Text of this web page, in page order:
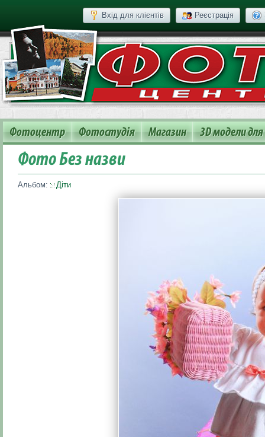
Вхід для клієнтів Реєстрація
Фотоцентр Фотостудія Магазин 3D модели
Фото Без назви
Альбом: Діти